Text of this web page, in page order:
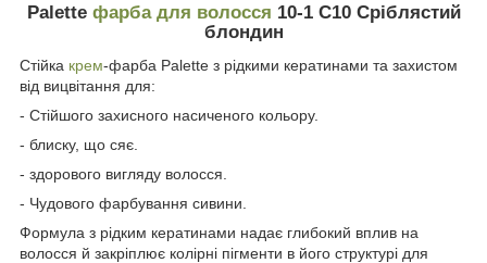
Palette фарба для волосся 10-1 C10 Сріблястий
блондин
Стійка крем-фарба Palette з рідкими кератинами та захистом
від вицвітання для:
- Стійшого захисного насиченого кольору.
- блиску, що сяє.
- здорового вигляду волосся.
- Чудового фарбування сивини.
Формула з рідким кератинами надає глибокий вплив на
волосся й закріплює колірні пігменти в його структурі для